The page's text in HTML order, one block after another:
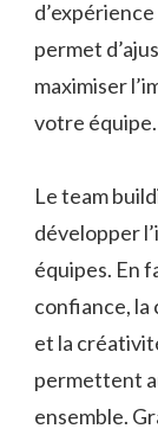
permet
maximiser
votre équipe.
Le team
développer
équipes. En
confiance,
et la
permettent
ensemble.